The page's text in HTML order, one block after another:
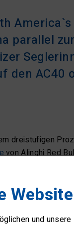
parallel
den AC40
dreistufigen
von Alinghi Red
Website
und unsere